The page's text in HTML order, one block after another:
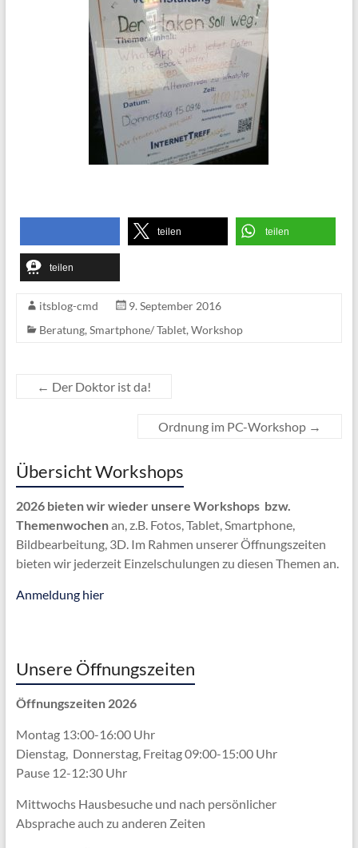
teilen teilen
teilen
itsblog-cmd
9. September 2016
Beratung, Smartphone/ Tablet, Workshop
← Der Doktor ist da!
Ordnung im PC-Workshop →
Übersicht Workshops
2026 bieten wir wieder unsere Workshops bzw.
Themenwochenan, z.B. Fotos, Tablet, Smartphone,
Bildbearbeitung, 3D. Im Rahmen unserer Öffnungszeiten
bieten wir jederzeit Einzelschulungen zu diesen Themen an.
Anmeldung hier
Unsere Öffnungszeiten
Öffnungszeiten 2026
Montag 13:00-16:00 Uhr
Dienstag, Donnerstag, Freitag 09:00-15:00 Uhr
Pause 12-12:30 Uhr
Mittwochs Hausbesuche und nach persönlicher
Abspracheauch zu anderen Zeiten